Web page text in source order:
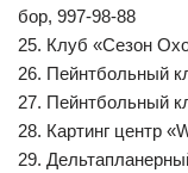
бор, 997-98-88
25. Клуб «Сезон
26. Пейнтбольный
27. Пейнтбольный
28. Картинг центр
29.